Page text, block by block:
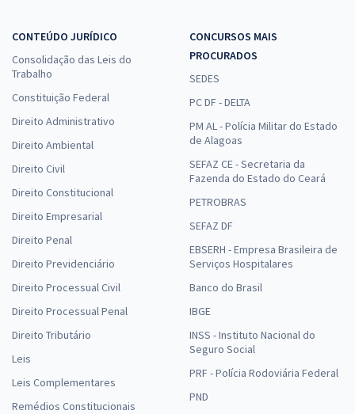
CONTEÚDO JURÍDICO
Consolidação das Leis do
Trabalho
Constituição Federal
Direito Administrativo
Direito Ambiental
Direito Civil
Direito Constitucional
Direito Empresarial
Direito Penal
Direito Previdenciário
Direito Processual Civil
Direito Processual Penal
Direito Tributário
Leis
Leis Complementares
Remédios Constitucionais
CONCURSOS MAIS
PROCURADOS
SEDES
PC DF - DELTA
PM AL - Polícia Militar do Estado
de Alagoas
SEFAZ CE - Secretaria da
Fazenda do Estado do Ceará
PETROBRAS
SEFAZ DF
EBSERH - Empresa Brasileira de
Serviços Hospitalares
Banco do Brasil
IBGE
INSS - Instituto Nacional do
Seguro Social
PRF - Polícia Rodoviária Federal
PND